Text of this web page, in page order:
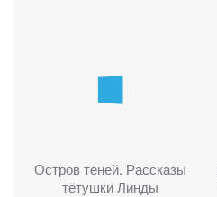
Остров теней. Рассказы
тётушки Линды